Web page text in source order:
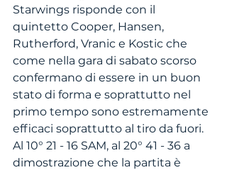
Starwings risponde con il
quintetto Cooper, Hansen,
Rutherford, Vranic e Kostic che
come nella gara di sabato scorso
confermano di essere in un buon
stato di forma e soprattutto nel
primo tempo sono estremamente
efficaci soprattutto al tiro da fuori.
Al 10° 21 - 16 SAM, al 20° 41 - 36 a
dimostrazione che la partita è